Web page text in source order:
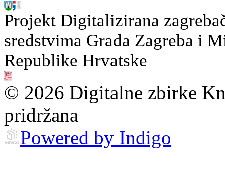
Projekt Digitalizirana
sredstvima Grada Zagreba i
Republike Hrvatske
© 2026 Digitalne zbirke
pridržana
Powered by Indigo